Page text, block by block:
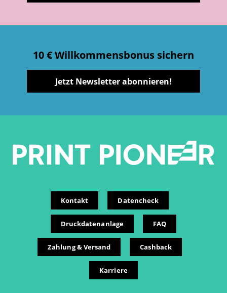
10 € Willkommensbonus sichern
Jetzt Newsletter abonnieren!
Kontakt Datencheck
Druckdatenanlage FAQ
Zahlung & Versand Cashback
Karriere